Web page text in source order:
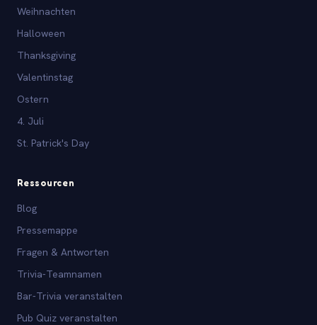
Weihnachten
Halloween
Thanksgiving
Valentinstag
Ostern
4. Juli
St. Patrick's Day
Ressourcen
Blog
Pressemappe
Fragen & Antworten
Trivia-Teamnamen
Bar-Trivia veranstalten
Pub Quiz veranstalten